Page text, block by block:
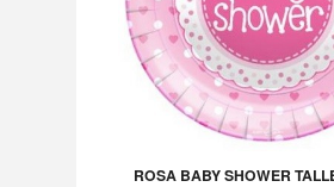
ROSA BABY SHOWER